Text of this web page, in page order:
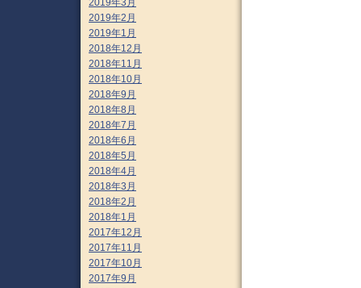
2019年3月
2019年2月
2019年1月
2018年12月
2018年11月
2018年10月
2018年9月
2018年8月
2018年7月
2018年6月
2018年5月
2018年4月
2018年3月
2018年2月
2018年1月
2017年12月
2017年11月
2017年10月
2017年9月